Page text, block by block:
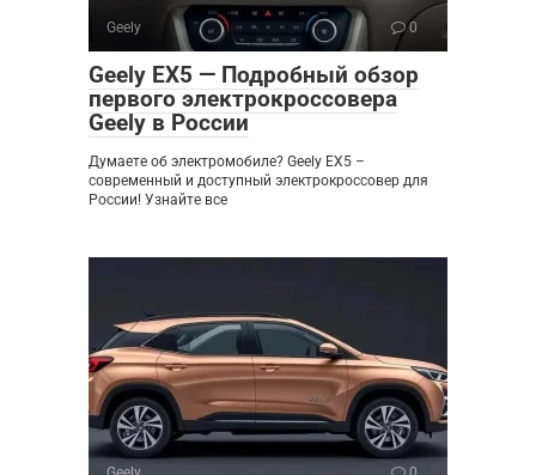
Geely 0
Geely EX5 — Подробный обзор
первого электрокроссовера
Geely в России
Думаете об электромобиле? Geely EX5 –
современный и доступный электрокроссовер для
России! Узнайте все